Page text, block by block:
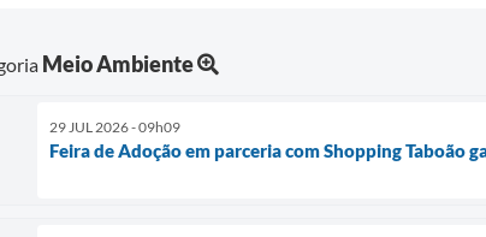
Meio Ambiente
29 JUL 2026 - 09h09
Feira de Adoção em parceria com Shopping Taboão